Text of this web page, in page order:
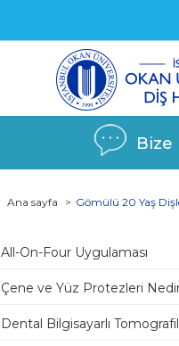
Bize
Ana sayfa Gömülü 20 Yaş
All-On-Four Uygulaması
Çene ve Yüz Protezleri
Dental Bilgisayarlı